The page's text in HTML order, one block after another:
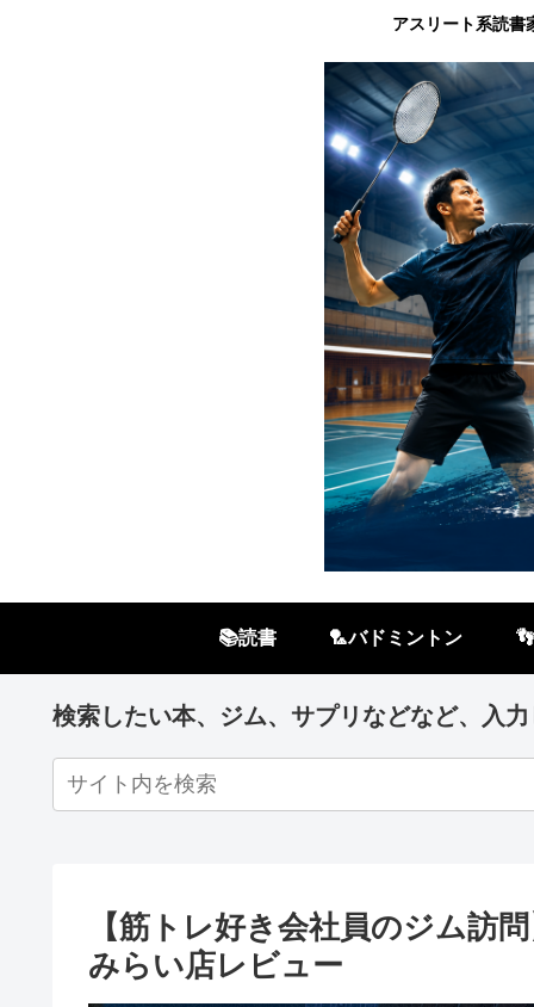
アスリート系読書
📚読書 🏸バドミントン
検索したい本、ジム、サプリなどなど、入
【筋トレ好き会社員のジム訪
みらい店レビュー